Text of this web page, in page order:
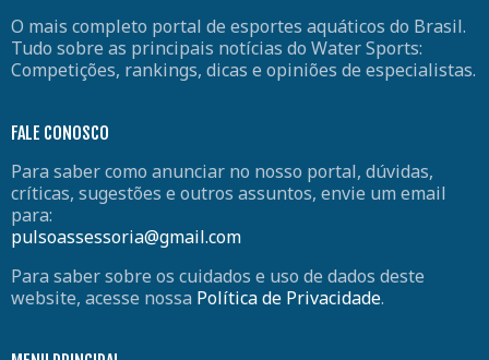
O mais completo portal de esportes aquáticos do Brasil.
Tudo sobre as principais notícias do Water Sports:
Competições, rankings, dicas e opiniões de especialistas.
FALE CONOSCO
Para saber como anunciar no nosso portal, dúvidas,
críticas, sugestões e outros assuntos, envie um email
para:
pulsoassessoria@gmail.com
Para saber sobre os cuidados e uso de dados deste
website, acesse nossa Política de Privacidade.